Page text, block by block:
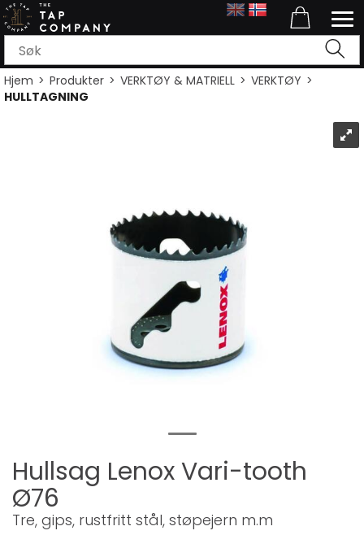
Hjem>Produkter>VERKTØY & MATRIELL>VERKTØY>
HULLTAGNING
Hullsag Lenox Vari-tooth
Ø76
Tre, gips, rustfritt stål, støpejern m.m